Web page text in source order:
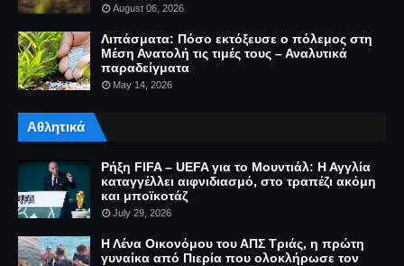
August 06, 2026
Λιπάσματα: Πόσο εκτόξευσε ο πόλεμος στη
Μέση Ανατολή τις τιμές τους – Αναλυτικά
παραδείγματα
May 14, 2026
Αθλητικά
Ρήξη FIFA – UEFA για το Μουντιάλ: Η Αγγλία
καταγγέλλει αιφνιδιασμό, στο τραπέζι ακόμη
και μποϊκοτάζ
July 29, 2026
Η Λένα Οικονόμου του ΑΠΣ Τριάς, η πρώτη
γυναίκα από Πιερία που ολοκλήρωσε τον